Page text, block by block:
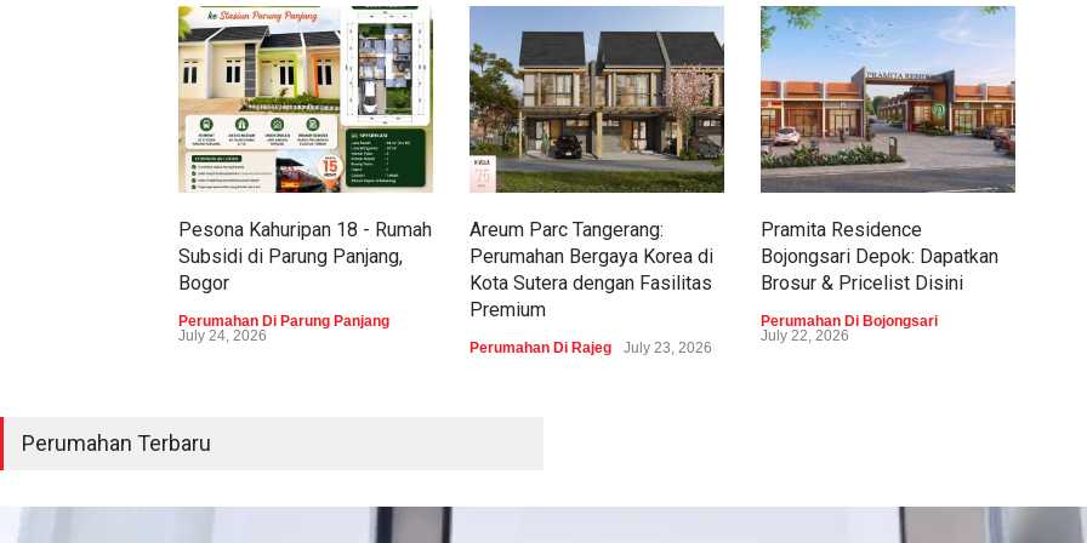
Pesona Kahuripan 18 - Rumah
Subsidi di Parung Panjang,
Bogor
Perumahan Di Parung Panjang
July 24, 2026
Areum Parc Tangerang:
Perumahan Bergaya Korea di
Kota Sutera dengan Fasilitas
Premium
Perumahan Di Rajeg July 23, 2026
Pramita Residence
Bojongsari Depok: Dapatkan
Brosur & Pricelist Disini
Perumahan Di Bojongsari
July 22, 2026
Perumahan Terbaru